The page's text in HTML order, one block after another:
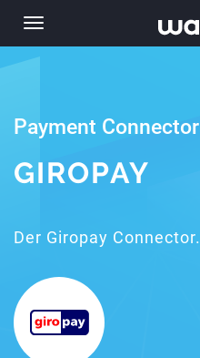
Toggle
navigation
Payment Connector
GIROPAY
Der Giropay Connector.